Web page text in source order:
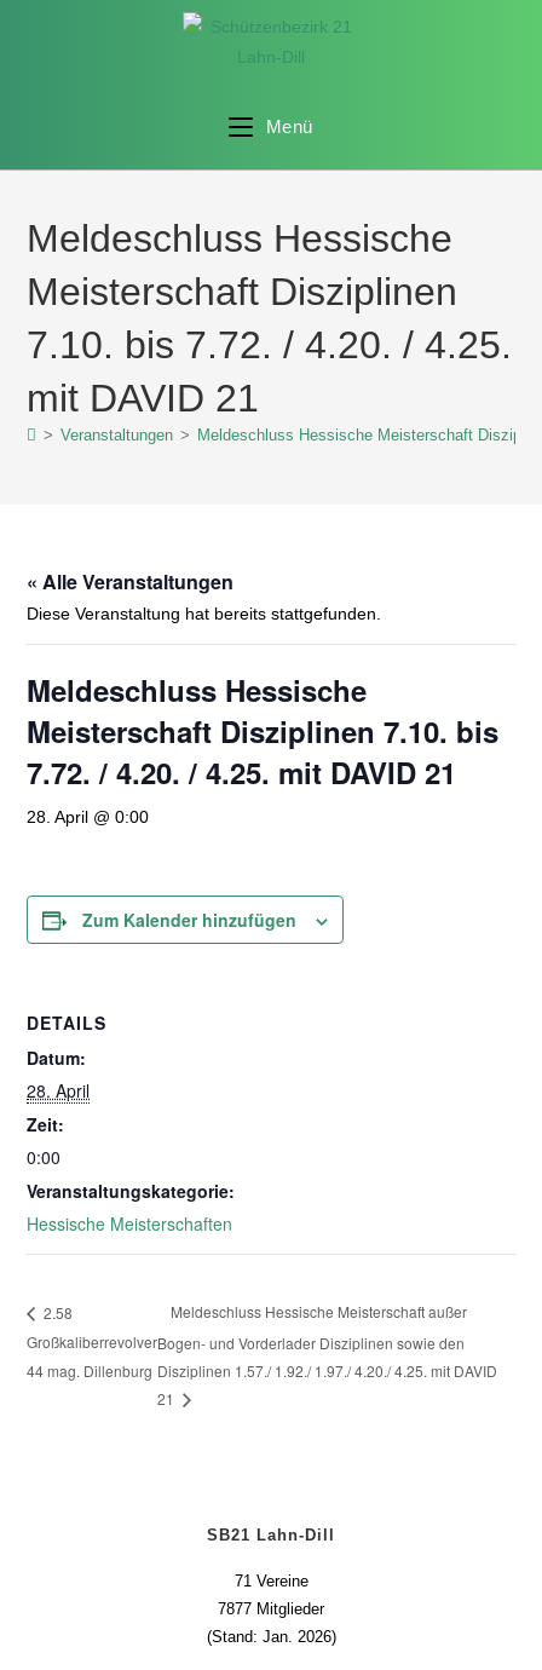
Menü
Meldeschluss Hessische
Meisterschaft Disziplinen
7.10. bis 7.72. / 4.20. / 4.25.
mit DAVID 21
> Veranstaltungen > Meldeschluss Hessische Meisterschaft
« Alle Veranstaltungen
Diese Veranstaltung hat bereits stattgefunden.
Meldeschluss Hessische
Meisterschaft Disziplinen 7.10. bis
7.72. / 4.20. / 4.25. mit DAVID 21
28. April @ 0:00
Zum Kalender hinzufügen
DETAILS
Datum:
28. April
Zeit:
0:00
Veranstaltungskategorie:
Hessische Meisterschaften
2.58
Großkaliberrevolver
44 mag. Dillenburg
Meldeschluss Hessische Meisterschaft außer
Bogen- und Vorderlader Disziplinen sowie den
Disziplinen 1.57./ 1.92./ 1.97./ 4.20./ 4.25. mit DAVID
21
SB21 Lahn-Dill
71 Vereine
7877 Mitglieder
(Stand: Jan. 2026)